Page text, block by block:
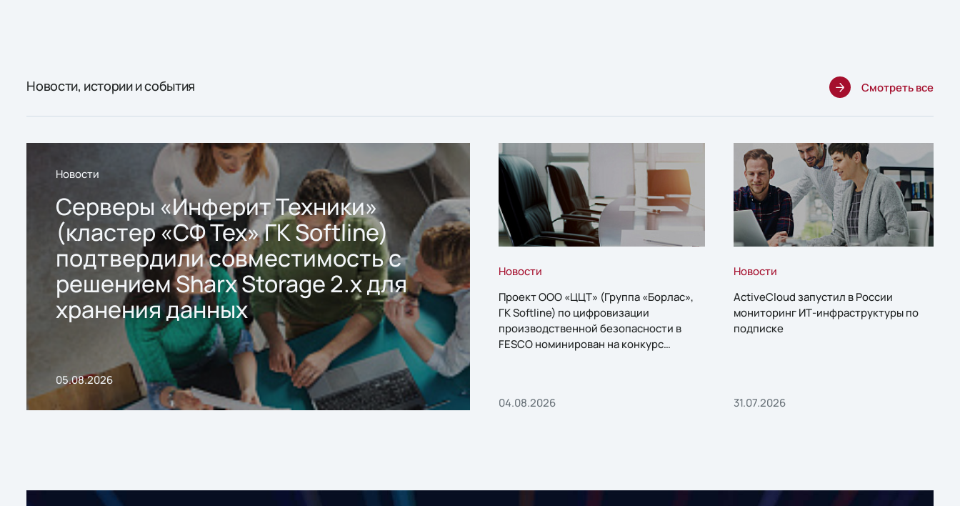
Новости, истории и события Смотреть все
Новости
Серверы «Инферит Техники»
(кластер «СФ Тех» ГК Softline)
подтвердили совместимость с
решением Sharx Storage 2.x для
хранения данных
05.08.2026
Новости
Проект ООО «ЦЦТ» (Группа «Борлас»,
ГК Softline) по цифровизации
производственной безопасности в
FESCO номинирован на конкурс
04.08.2026
Новости
ActiveCloud запустил в России
мониторинг ИТ-инфраструктуры по
подписке
31.07.2026